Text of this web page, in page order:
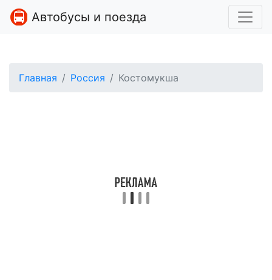
Автобусы и поезда
Главная Россия Костомукша